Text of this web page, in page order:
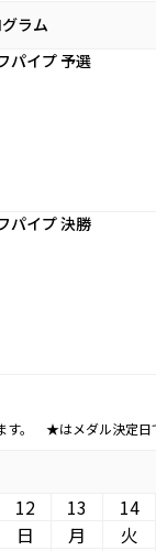
ラム
パイプ 予選
パイプ 決勝
す。 ★はメダル決定日
12 13 14
日 月 火